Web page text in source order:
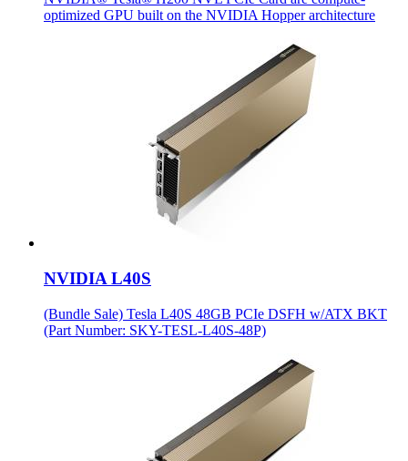
optimized GPU built on the NVIDIA Hopper architecture
NVIDIA L40S
(Bundle Sale) Tesla L40S 48GB PCIe DSFH w/ATX BKT
(Part Number: SKY-TESL-L40S-48P)